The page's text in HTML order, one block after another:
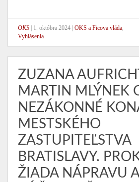
OKS 1. októbra 2024 OKS a Ficova vláda,
Vyhlásenia
ZUZANA
MARTIN MLÝNEK
NEZÁKONNÉ
MESTSKÉHO
ZASTUPITEĽSTVA
BRATISLAVY.
ŽIADA NÁPRAVU